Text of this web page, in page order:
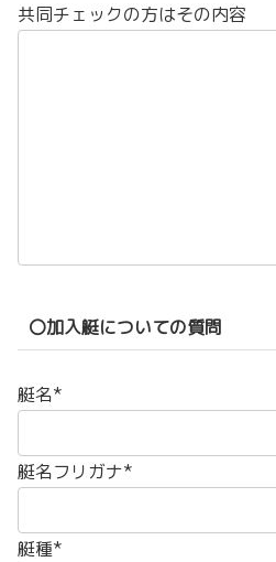
共同チェックの方はその内容
〇加入艇についての質問
艇名*
艇名フリガナ*
艇種*